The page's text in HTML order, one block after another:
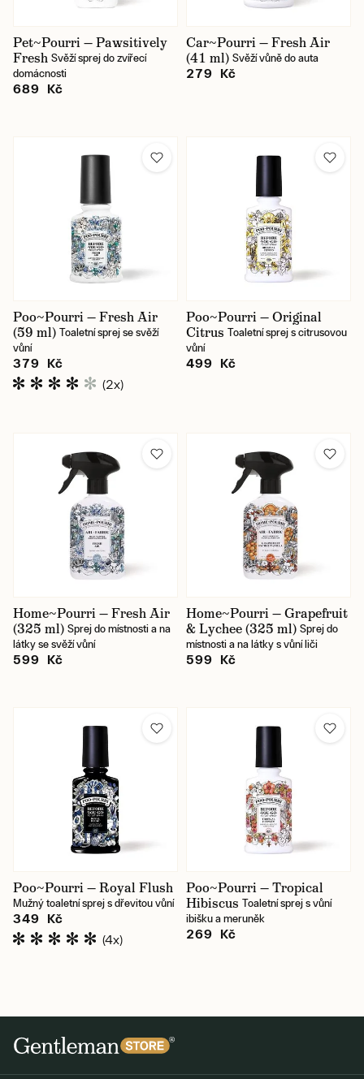
Pet~Pourri — Pawsitively
Fresh Svěží sprej do zvířecí
domácnosti
689 Kč
Car~Pourri — Fresh Air
(41 ml) Svěží vůně do auta
279 Kč
Poo~Pourri — Fresh Air
(59 ml) Toaletní sprej se svěží
vůní
379 Kč
(2x)
Poo~Pourri — Original
Citrus Toaletní sprej s citrusovou
vůní
499 Kč
Home~Pourri — Fresh Air
(325 ml) Sprej do místnosti a na
látky se svěží vůní
599 Kč
Home~Pourri — Grapefruit
& Lychee (325 ml) Sprej do
místnosti a na látky s vůní liči
599 Kč
Poo~Pourri — Royal Flush
Mužný toaletní sprej s dřevitou vůní
349 Kč
(4x)
Poo~Pourri — Tropical
Hibiscus Toaletní sprej s vůní
ibišku a meruněk
269 Kč